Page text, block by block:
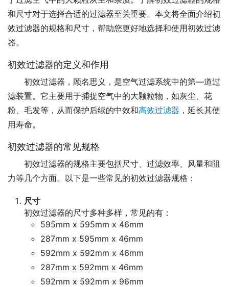
和尺寸对于选择合适的过滤器至关重要。本文将全面介绍初
效过滤器的规格和尺寸，帮助您更好地选择和使用初效过滤
器。
初效过滤器的定义和作用
初效过滤器，顾名思义，是空气过滤系统中的第—道过
滤装置。它主要用于捕捉空气中的大颗粒物，如灰尘、花
粉、毛发等，从而保护后续的中效和高效过滤器 ，延长其使
用寿命。
初效过滤器的常见规格
初效过滤器的规格主要包括尺寸、过滤效率、风量和阻
力等几个方面。以下是一些常见的初效过滤器规格：
尺寸
初效过滤器的尺寸多种多样，常见的有：
595mm x 595mm x 46mm
287mm x 595mm x 46mm
592mm x 592mm x 46mm
287mm x 592mm x 46mm
592mm x 592mm x 96mm